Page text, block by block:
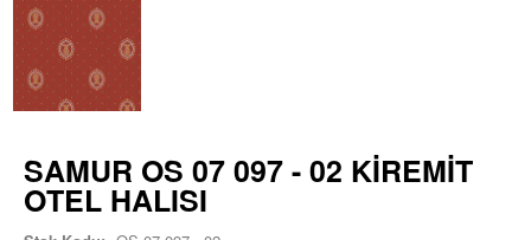
SAMUR OS 07 097 - 02 KIREMIT
OTEL HALISI